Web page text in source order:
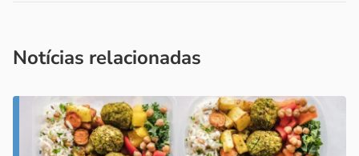
Notícias relacionadas